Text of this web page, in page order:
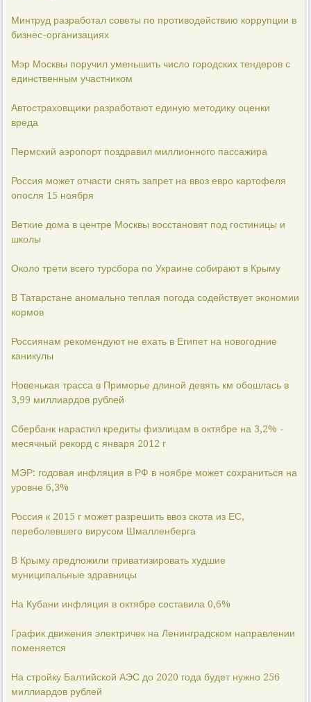
Минтруд разработал советы по противодействию коррупции в
бизнес-организациях
Мэр Москвы поручил уменьшить число городских тендеров с
единственным участником
Автостраховщики разработают единую методику оценки
вреда
Пермский аэропорт поздравил миллионного пассажира
Россия может отчасти снять запрет на ввоз евро картофеля
опосля 15 ноября
Ветхие дома в центре Москвы восстановят под гостиницы и
школы
Около трети всего турсбора по Украине собирают в Крыму
В Татарстане аномально теплая погода содействует экономии
кормов
Россиянам рекомендуют не ехать в Египет на новогодние
каникулы
Новенькая трасса в Приморье длиной девять км обошлась в
3,99 миллиардов рублей
Сбербанк нарастил кредиты физлицам в октябре на 3,2% -
месячный рекорд с января 2012 г
МЭР: годовая инфляция в РФ в ноябре может сохраниться на
уровне 6,3%
Россия к 2015 г может разрешить ввоз скота из ЕС,
переболевшего вирусом Шмалленберга
В Крыму предложили приватизировать худшие
муниципальные здравницы
На Кубани инфляция в октябре составила 0,6%
График движения электричек на Ленинградском направлении
поменяется
На стройку Балтийской АЭС до 2020 года будет нужно 256
миллиардов рублей